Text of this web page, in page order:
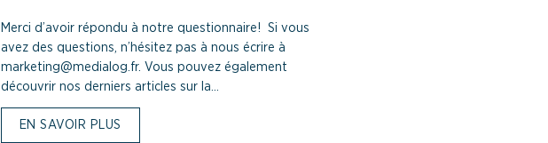
Merci d’avoir répondu à notre questionnaire! Si vous
avez des questions, n’hésitez pas à nous écrire à
marketing@medialog.fr. Vous pouvez également
découvrir nos derniers articles sur la...
EN SAVOIR PLUS